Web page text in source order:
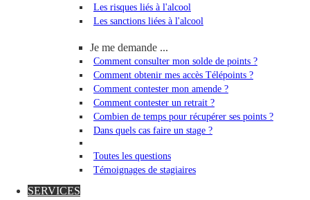
Les risques liés à l'alcool
Les sanctions liées à l'alcool
Je me demande ...
Comment consulter mon solde de points ?
Comment obtenir mes accès Télépoints ?
Comment contester mon amende ?
Comment contester un retrait ?
Combien de temps pour récupérer ses points ?
Dans quels cas faire un stage ?
Toutes les questions
Témoignages de stagiaires
SERVICES